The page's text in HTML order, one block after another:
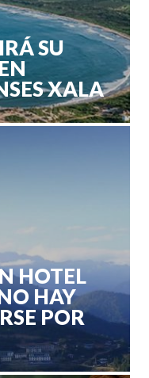
SU
XALA
HOTEL
HAY
POR